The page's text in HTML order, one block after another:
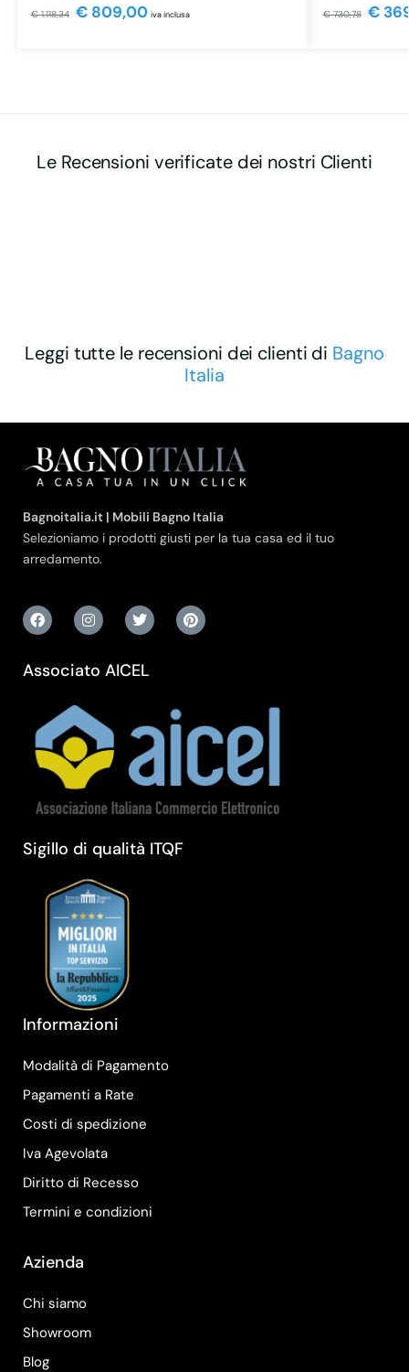
€1.118,34 €809,00 iva inclusa €730,78 €
Le Recensioni verificate dei nostri Clienti
Leggi tutte le recensioni dei clienti di Bagno
Italia
Bagnoitalia.it | Mobili Bagno Italia
Selezioniamo i prodotti giusti per la tua casa ed il tuo
arredamento.
Associato AICEL
Sigillo di qualità ITQF
Informazioni
Modalità di Pagamento
Pagamenti a Rate
Costi di spedizione
Iva Agevolata
Diritto di Recesso
Termini e condizioni
Azienda
Chi siamo
Showroom
Blog